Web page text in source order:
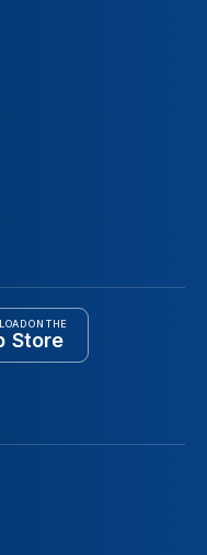
ON THE
Store